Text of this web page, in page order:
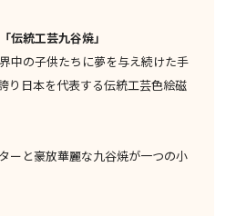
伝統工芸九谷焼」
中の子供たちに夢を与え続けた手
り日本を代表する伝統工芸色絵磁
ーと豪放華麗な九谷焼が一つの小